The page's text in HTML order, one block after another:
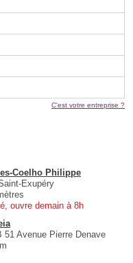
C'est votre entreprise ?
Coelho Philippe
Exupéry
ouvre demain à 8h
51 Avenue Pierre Denave